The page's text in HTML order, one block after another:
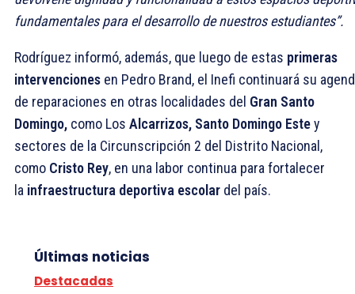
fundamentales para el desarrollo de nuestros estudiantes”.
Rodríguez informó, además, que luego de estas primeras
intervenciones en Pedro Brand, el Inefi continuará su
de reparaciones en otras localidades del Gran Santo
Domingo, como Los Alcarrizos, Santo Domingo Estey
sectores de la Circunscripción 2 del Distrito Nacional,
como Cristo Rey, en una labor continua para fortalecer
la infraestructura deportiva escolar del país.
Últimas noticias
Destacadas